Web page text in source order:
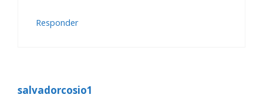
Responder
salvadorcosio1